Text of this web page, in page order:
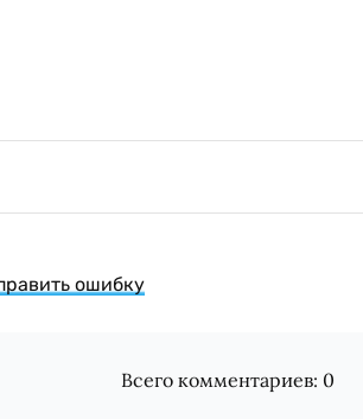
ошибку
Всего комментариев: 0